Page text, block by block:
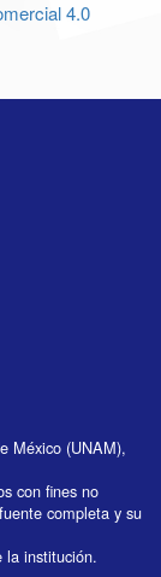
4.0
México (UNAM),
con fines no
completa y su
la institución.